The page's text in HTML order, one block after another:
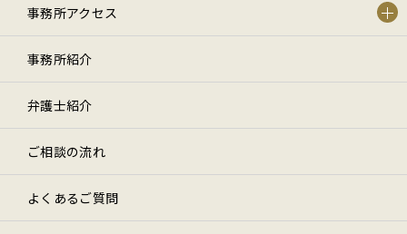
事務所アクセス
事務所紹介
弁護士紹介
ご相談の流れ
よくあるご質問